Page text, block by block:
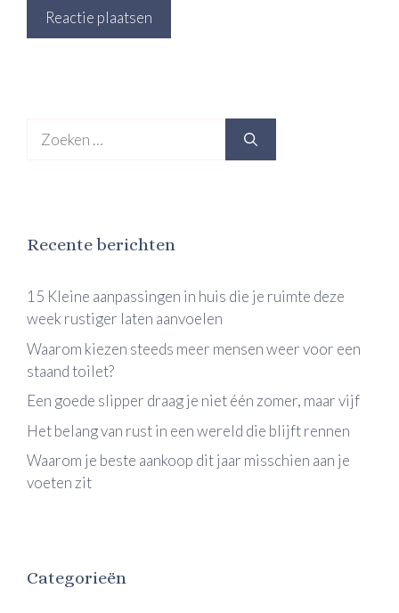
naar:
Recente berichten
15 Kleine aanpassingen in huis die je ruimte deze
week rustiger laten aanvoelen
Waarom kiezen steeds meer mensen weer voor een
staand toilet?
Een goede slipper draag je niet één zomer, maar vijf
Het belang van rust in een wereld die blijft rennen
Waarom je beste aankoop dit jaar misschien aan je
voeten zit
Categorieën